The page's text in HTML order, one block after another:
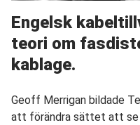
Engelsk
teori om
kablage.
Geoff Merrigan bildade
att förändra sättet att se